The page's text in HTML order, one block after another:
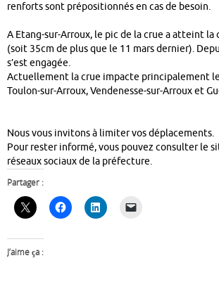
renforts sont prépositionnés en cas de besoin.
A Etang-sur-Arroux, le pic de la crue a atteint la
(soit 35cm de plus que le 11 mars dernier).
s’est engagée.
Actuellement la crue impacte principalement
Toulon-sur-Arroux, Vendenesse-sur-Arroux et
Nous vous invitons à limiter vos déplacements.
Pour rester informé, vous pouvez consulter le
réseaux sociaux de la préfecture.
Partager :
J’aime ça :